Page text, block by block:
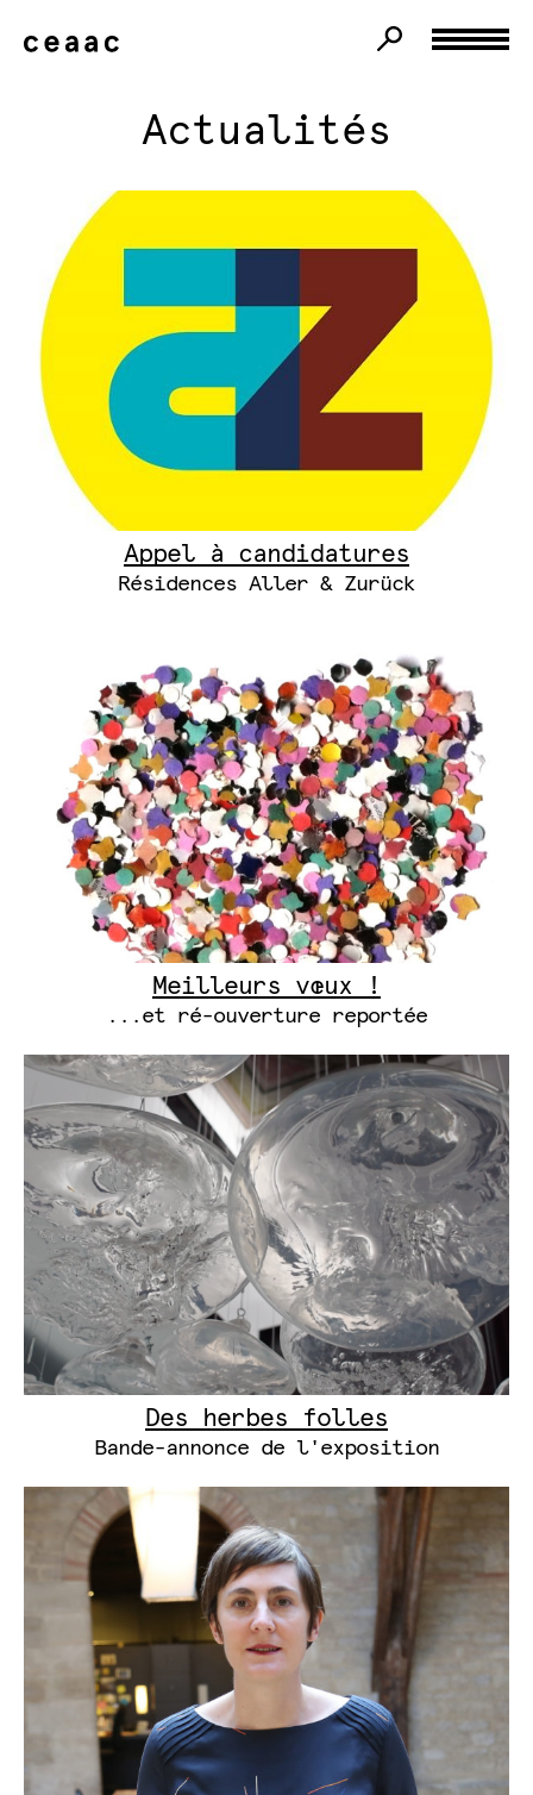
Actualités
Appel à candidatures
Résidences Aller & Zurück
Meilleurs vœux !
...et ré-ouverture reportée
Des herbes folles
Bande-annonce de l'exposition